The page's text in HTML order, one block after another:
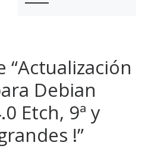
“Actualización
Debian
Etch, 9ª y
!”